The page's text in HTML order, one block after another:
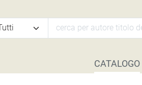
CATALOGO